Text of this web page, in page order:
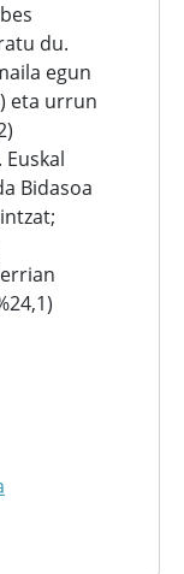
du.
egun
eta urrun
Bidasoa